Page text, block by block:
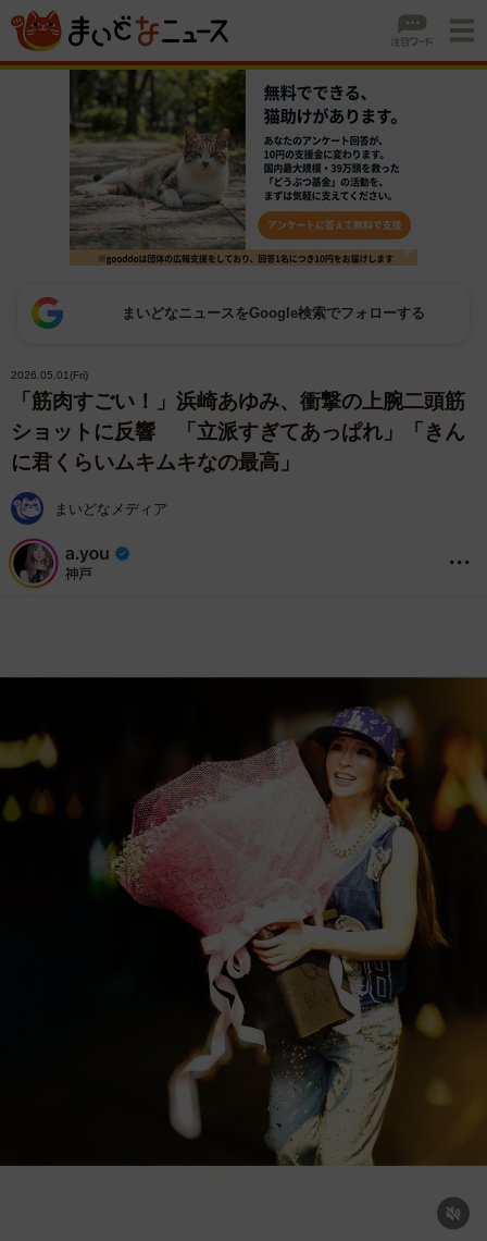
まいどなニュースをGoogle検索でフォローする
2026.05.01(Fri)
「筋肉すごい！」浜崎あゆみ、衝撃の上腕二頭筋
ショットに反響 「立派すぎてあっぱれ」「きん
に君くらいムキムキなの最高」
まいどなメディア